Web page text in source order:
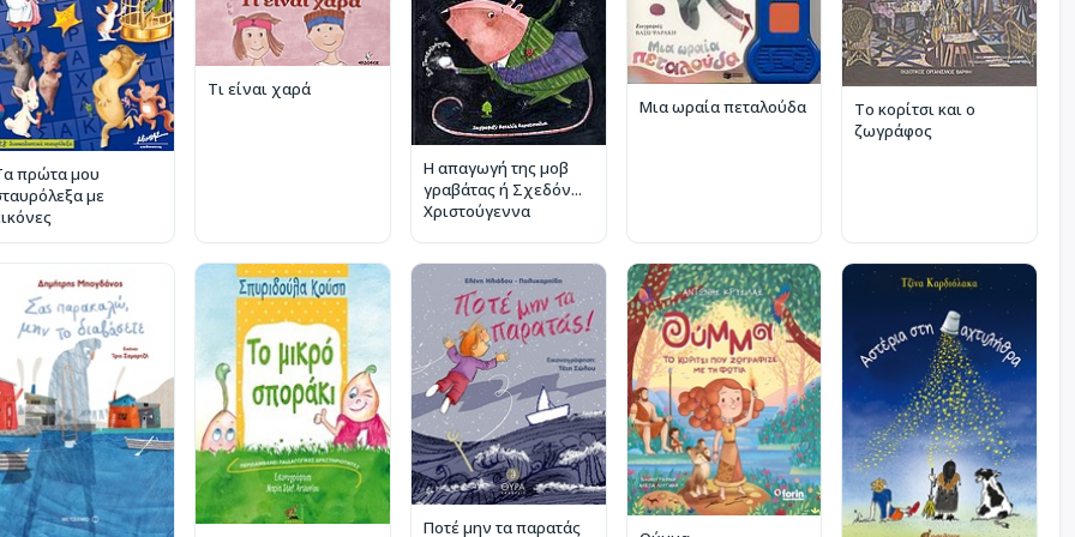
πρώτα μου
με
Τι είναι χαρά
Η απαγωγή της μοβ
γραβάτας ή Σχεδόν...
Χριστούγεννα
Μια ωραία πεταλούδα
Το κορίτσι και ο
ζωγράφος
Ποτέ μην τα παρατάς